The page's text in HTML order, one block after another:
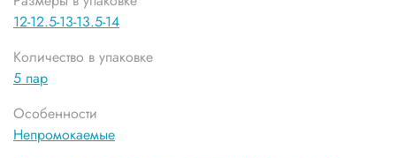
12-12.5-13-13.5-14
Количество в упаковке
5 пар
Особенности
Непромокаемые